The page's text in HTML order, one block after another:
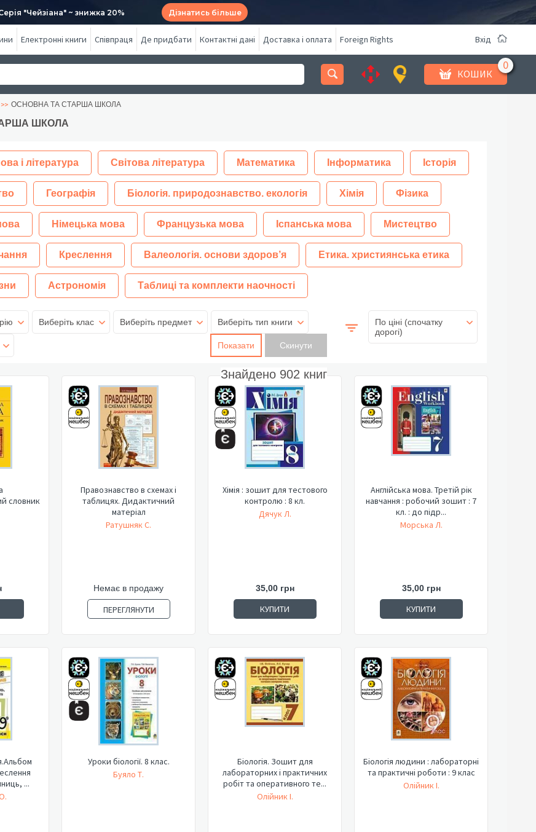
"Чейзіана" ~ знижка 20% Дізнатись більше
Електронні книги Співпраця Де придбати Контактні дані Доставка і оплата Foreign Rights Вхід
КОШИК
ОСНОВНА ТА СТАРША ШКОЛА
ШКОЛА
і література Світова література Математика Інформатика Історія
Географія Біологія. природознавство. екологія Хімія Фізика
Німецька мова Французька мова Іспанська мова Мистецтво
Креслення Валеологія. основи здоров’я Етика. християнська етика
Астрономія Таблиці та комплекти наочності
Виберіть клас Виберіть предмет Виберіть тип книги
Показати
Знайдено 902 книг
По ціні (спочатку
дорогі)
словник
Правознавство в схемах і
таблицях. Дидактичний
матеріал
Ратушняк С.
Немає в продажу
ПЕРЕГЛЯНУТИ
Хімія : зошит для тестового
контролю : 8 кл.
Дячук Л.
35,00 грн
КУПИТИ
Англійська мова. Третій рік
навчання : робочий зошит : 7
кл. : до підр...
Морська Л.
35,00 грн
КУПИТИ
...
Уроки біології. 8 клас.
Буяло Т.
Біологія. Зошит для
лабораторних і практичних
робіт та оперативного те...
Олійник І.
Біологія людини : лабораторні
та практичні роботи : 9 клас
Олійник І.